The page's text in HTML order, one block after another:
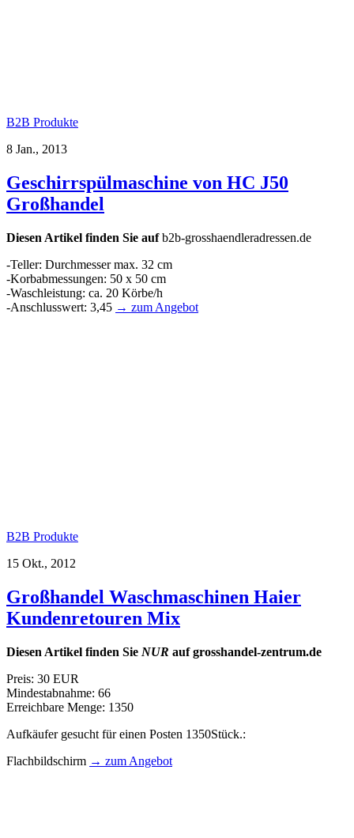
B2B Produkte
8 Jan., 2013
Geschirrspülmaschine von HC J50
Großhandel
Diesen Artikel finden Sie aufb2b-grosshaendleradressen.de
-Teller: Durchmesser max. 32 cm
-Korbabmessungen: 50 x 50 cm
-Waschleistung: ca. 20 Körbe/h
-Anschlusswert: 3,45 → zum Angebot
B2B Produkte
15 Okt., 2012
Großhandel Waschmaschinen Haier
Kundenretouren Mix
Diesen Artikel finden Sie NUR auf grosshandel-zentrum.de
Preis: 30 EUR
Mindestabnahme: 66
Erreichbare Menge: 1350
Aufkäufer gesucht für einen Posten 1350Stück.:
Flachbildschirm → zum Angebot